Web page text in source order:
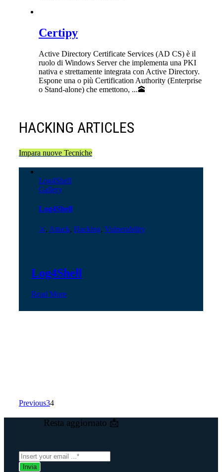
Certipy
Active Directory Certificate Services (AD CS) è il
ruolo di Windows Server che implementa una PKI
nativa e strettamente integrata con Active Directory.
Espone una o più Certification Authority (Enterprise
o Stand-alone) che emettono, ...🕋
HACKING ARTICLES
Impara nuove Tecniche
Log4Shell
Gallery
Log4Shell
⚔️, Attack, Hacking, Vulnerability
Log4Shell
Read More
Previous34
Resta aggiornato 📩
Invia